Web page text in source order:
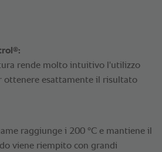
®:
rende molto intuitivo l'utilizzo
ottenere esattamente il risultato
raggiunge i 200 °C e mantiene il
viene riempito con grandi